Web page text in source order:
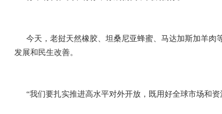
今天，老挝天然橡胶、坦桑尼亚蜂蜜、马达加斯加羊
发展和民生改善。
“我们要扎实推进高水平对外开放，既用好全球市场和